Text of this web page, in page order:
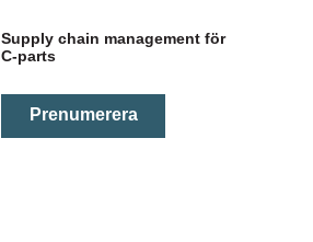
Supply chain management för
C-parts
Prenumerera